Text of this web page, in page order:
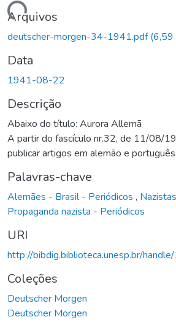
Arquivos
deutscher-morgen-34-1941.pdf(6,59
Data
1941-08-22
Descrição
Abaixo do título: Aurora Allemã
A partir do fascículo nr.32, de 11/08/
publicar artigos em alemão e português
Palavras-chave
Alemães - Brasil - Periódicos ,
Propaganda nazista - Periódicos
URI
http://bibdig.biblioteca.unesp.br/
Coleções
Deutscher Morgen
Deutscher Morgen